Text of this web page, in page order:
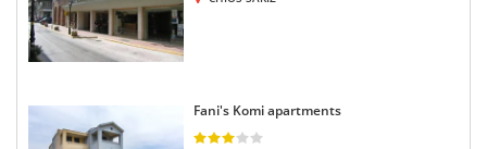
Fani's Komi apartments